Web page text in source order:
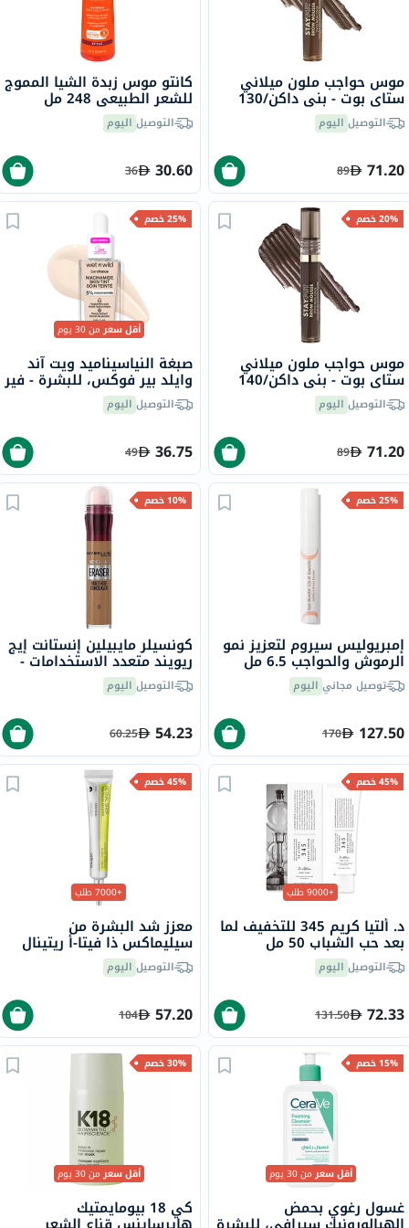
موس حواجب ملون ميلاني
ستاي بوت - بني داكن/130
التوصيل اليوم
71.20
89
كانتو موس زبدة الشيا المموج
للشعر الطبيعي 248 مل
التوصيل اليوم
30.60
36
20% خصم
موس حواجب ملون ميلاني
ستاي بوت - بني داكن/140
التوصيل اليوم
71.20
89
25% خصم
أقل سعرمن 30 يوم
صبغة النياسيناميد ويت آند
وايلد بير فوكس، للبشرة - فير
التوصيل اليوم
36.75
49
25% خصم
إمبريوليس سيروم لتعزيز نمو
الرموش والحواجب 6.5 مل
توصيل مجاني اليوم
127.50
170
10% خصم
كونسيلر مايبيلين إنستانت إيج
ريويند متعدد الاستخدامات -
باف /08 ، 6.8 ملالتوصيل اليوم
54.23
60.25
45% خصم
+9000 طلب
د. ألتيا كريم 345 للتخفيف لما
بعد حب الشباب 50 مل
التوصيل اليوم
72.33
131.50
45% خصم
+7000 طلب
معزز شد البشرة من
سيليماكس ذا فيتا-أ ريتينال
شوت، 15 مل
التوصيل اليوم
57.20
104
15% خصم
أقل سعرمن 30 يوم
غسول رغوي بحمض
30% خصم
أقل سعرمن 30 يوم
كي 18 بيومايمتيك